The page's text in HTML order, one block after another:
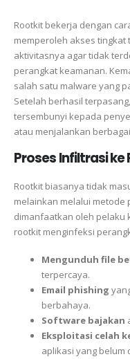
Rootkit bekerja dengan
memperoleh akses tingkat
aktivitasnya agar tidak
perangkat keamanan.
salah satu malware yang
Setelah berhasil
tersembunyi kepada
atau menjalankan
Proses Infiltrasi
Rootkit biasanya tidak
melainkan melalui
dimanfaatkan oleh pelaku
rootkit menginfeksi
Mengunduh file
terpercaya.
Email phishing
berbahaya.
Software bajakan
Eksploitasi celah
aplikasi yang belum